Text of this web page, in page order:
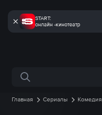
START:
онлайн -кинотеатр
Поиск по сайту
Главная Сериалы Комедия